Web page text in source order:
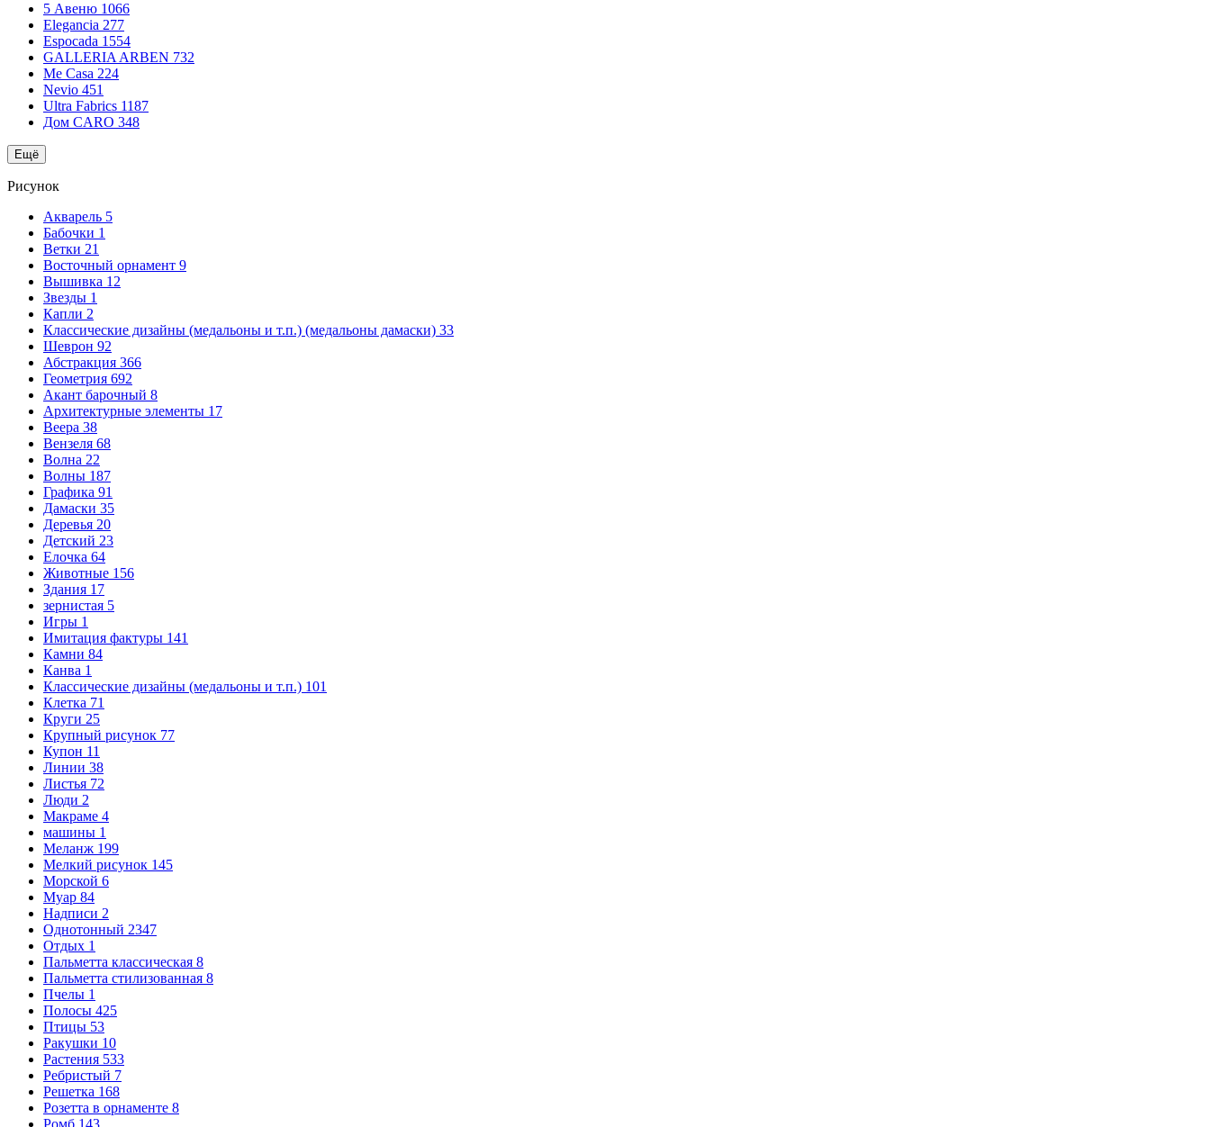
5 Авеню 1066
Elegancia 277
Espocada 1554
GALLERIA ARBEN 732
Me Casa 224
Nevio 451
Ultra Fabrics 1187
Дом CARO 348
Ещё
Рисунок
Акварель 5
Бабочки 1
Ветки 21
Восточный орнамент 9
Вышивка 12
Звезды 1
Капли 2
Классические дизайны (медальоны и т.п.) (медальоны дамаски) 33
Шеврон 92
Абстракция 366
Геометрия 692
Акант барочный 8
Архитектурные элементы 17
Веера 38
Вензеля 68
Волна 22
Волны 187
Графика 91
Дамаски 35
Деревья 20
Детский 23
Елочка 64
Животные 156
Здания 17
зернистая 5
Игры 1
Имитация фактуры 141
Камни 84
Канва 1
Классические дизайны (медальоны и т.п.) 101
Клетка 71
Круги 25
Крупный рисунок 77
Купон 11
Линии 38
Листья 72
Люди 2
Макраме 4
машины 1
Меланж 199
Мелкий рисунок 145
Морской 6
Муар 84
Надписи 2
Однотонный 2347
Отдых 1
Пальметта классическая 8
Пальметта стилизованная 8
Пчелы 1
Полосы 425
Птицы 53
Ракушки 10
Растения 533
Ребристый 7
Решетка 168
Розетта в орнаменте 8
Ромб 143